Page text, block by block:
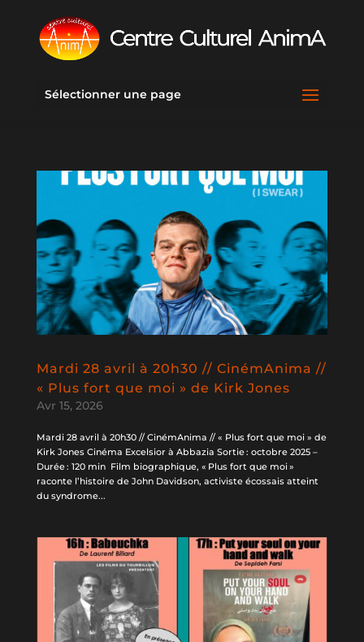
Sélectionner une page
Mardi 28 avril à 20h30 // CinémAnima //
« Plus fort que moi » de Kirk Jones
Avr 15, 2026
Mardi 28 avril à 20h30 // CinémAnima // « Plus fort que moi » de
Kirk Jones Cinéma Excelsior à Abbazia Sortie : octobre 2025 –
Durée : 120 min Film biographique, « Plus fort que moi »
raconte l’histoire de John Davidson, activiste écossais atteint
du syndrome...